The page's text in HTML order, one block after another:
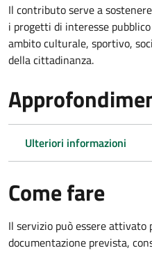
Il contributo serve a
i progetti di interesse
ambito culturale, sportivo,
della cittadinanza.
Ulteriori informazioni
Come fare
Il servizio può essere
documentazione prevista,